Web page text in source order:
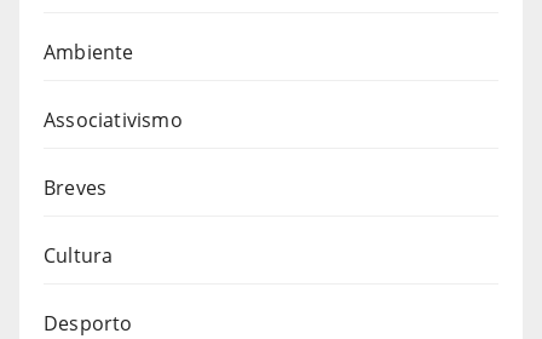
Ambiente
Associativismo
Breves
Cultura
Desporto